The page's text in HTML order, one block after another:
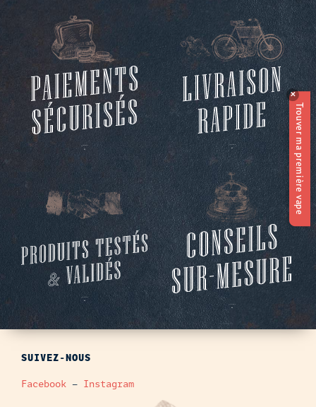
SUIVEZ-NOUS
Facebook – Instagram
✕
Trouver ma première vape